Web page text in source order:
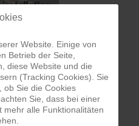
Website. Einige von
Betrieb der Seite,
diese Website und die
(Tracking Cookies). Sie
ob Sie die Cookies
Sie, dass bei einer
mehr alle Funktionalitäten